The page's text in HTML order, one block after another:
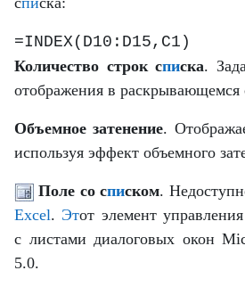
=INDEX(D10:D15,C1)
Количество строк списка.
отображения в раскрывающемся
Объемное затенение.
используя эффект объемного
Поле со списком.
Excel. Этот элемент
с листами диалоговых окон
5.0.